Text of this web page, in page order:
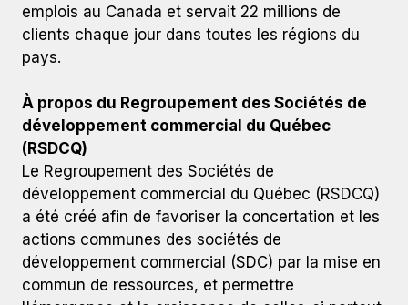
emplois au Canada et servait 22 millions de
clients chaque jour dans toutes les régions du
pays.
À propos du Regroupement des Sociétés de
développement commercial du Québec
(RSDCQ)
Le Regroupement des Sociétés de
développement commercial du Québec (RSDCQ)
a été créé afin de favoriser la concertation et les
actions communes des sociétés de
développement commercial (SDC) par la mise en
commun de ressources, et permettre